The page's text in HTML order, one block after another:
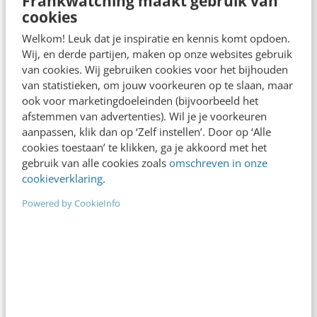
cookies
Welkom! Leuk dat je inspiratie en kennis komt opdoen.
Wij, en derde partijen, maken op onze websites gebruik
van cookies. Wij gebruiken cookies voor het bijhouden
van statistieken, om jouw voorkeuren op te slaan, maar
ook voor marketingdoeleinden (bijvoorbeeld het
afstemmen van advertenties). Wil je je voorkeuren
aanpassen, klik dan op ‘Zelf instellen’. Door op ‘Alle
cookies toestaan’ te klikken, ga je akkoord met het
gebruik van alle cookies zoals omschreven in onze
cookieverklaring.
Powered by CookieInfo
Laatste berichten
RefugeeWork en Greenberry
lanceren vernieuwd
matchingplatform voor nieuwkomers
en werkgevers
3 min·4 dagen geleden
Sneller schoon herstellen na een
cyberaanval: Commvault integreert
Threat Scan met Google Threat
Intelligence